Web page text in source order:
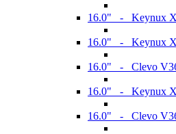
16.0" - Keynux
16.0" - Keynux
16.0" - Clevo
16.0" - Keynux
16.0" - Clevo